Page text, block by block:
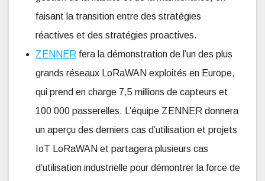
faisant la transition entre des stratégies
réactives et des stratégies proactives.
ZENNER fera la démonstration de l’un des plus
grands réseaux LoRaWAN exploités en Europe,
qui prend en charge 7,5 millions de capteurs et
100 000 passerelles. L’équipe ZENNER donnera
un aperçu des derniers cas d’utilisation et projets
IoT LoRaWAN et partagera plusieurs cas
d’utilisation industrielle pour démontrer la force de